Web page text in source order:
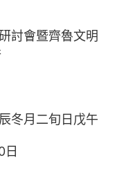
討會暨齊魯文明
冬月二旬日戊午